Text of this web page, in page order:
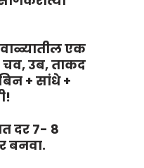
एक
उब, ताकद
+ सांधे +
दर 7- 8
बनवा.